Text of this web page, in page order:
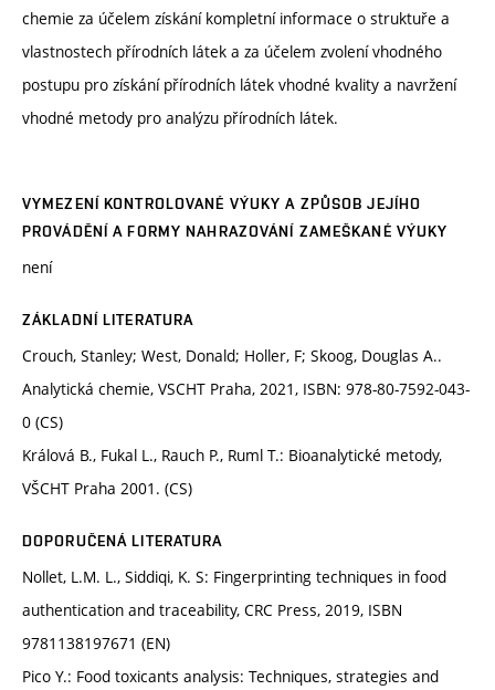
chemie za účelem získání kompletní informace o struktuře a
vlastnostech přírodních látek a za účelem zvolení vhodného
postupu pro získání přírodních látek vhodné kvality a navržení
vhodné metody pro analýzu přírodních látek.
VYMEZENÍ KONTROLOVANÉ VÝUKY A ZPŮSOB JEJÍHO
PROVÁDĚNÍ A FORMY NAHRAZOVÁNÍ ZAMEŠKANÉ VÝUKY
není
ZÁKLADNÍ LITERATURA
Crouch, Stanley; West, Donald; Holler, F; Skoog, Douglas A..
Analytická chemie, VSCHT Praha, 2021, ISBN: 978-80-7592-043-
0 (CS)
Králová B., Fukal L., Rauch P., Ruml T.: Bioanalytické metody,
VŠCHT Praha 2001. (CS)
DOPORUČENÁ LITERATURA
Nollet, L.M. L., Siddiqi, K. S: Fingerprinting techniques in food
authentication and traceability, CRC Press, 2019, ISBN
9781138197671 (EN)
Pico Y.: Food toxicants analysis: Techniques, strategies and